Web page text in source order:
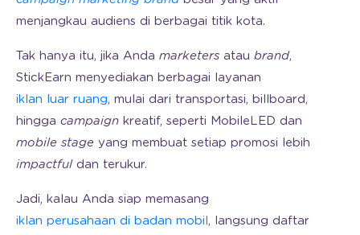
menjangkau audiens di berbagai titik kota.
Tak hanya itu, jika Anda marketers atau brand,
StickEarn menyediakan berbagai layanan
iklan luar ruang, mulai dari transportasi, billboard,
hingga campaign kreatif, seperti MobileLED dan
mobile stage yang membuat setiap promosi lebih
impactful dan terukur.
Jadi, kalau Anda siap memasang
iklan perusahaan di badan mobil, langsung daftar